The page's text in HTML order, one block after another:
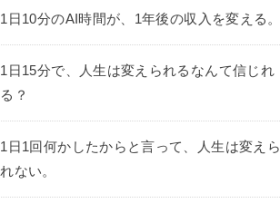
1日10分のAI時間が、1年後の収入を変える。
1日15分で、人生は変えられるなんて信じれ
る？
1日1回何かしたからと言って、人生は変えら
れない。